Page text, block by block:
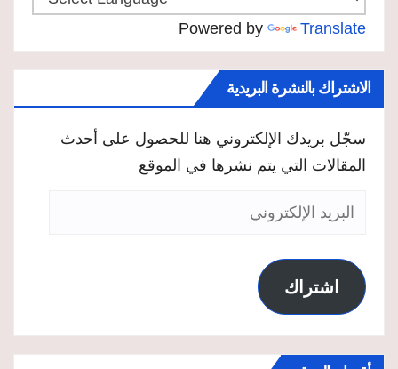
Powered by Translate
الاشتراك بالنشرة البريدية
سجّل بريدك الإلكتروني هنا للحصول على أحدث
المقالات التي يتم نشرها في الموقع
البريد
اشتراك